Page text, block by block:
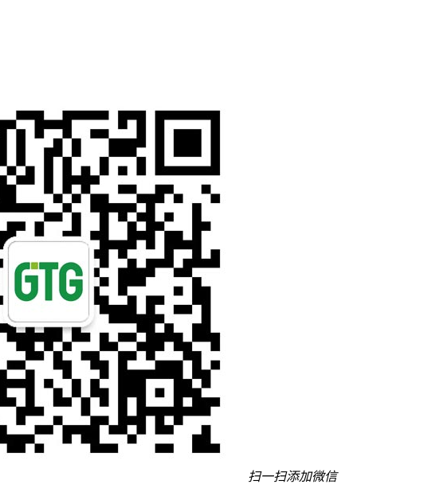
扫一扫添加微信